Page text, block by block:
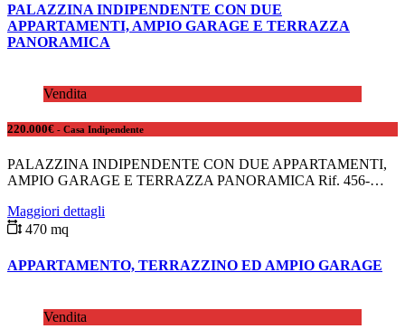
PALAZZINA INDIPENDENTE CON DUE
APPARTAMENTI, AMPIO GARAGE E TERRAZZA
PANORAMICA
Vendita
220.000€ - Casa Indipendente
PALAZZINA INDIPENDENTE CON DUE APPARTAMENTI,
AMPIO GARAGE E TERRAZZA PANORAMICA Rif. 456-…
Maggiori dettagli
470 mq
APPARTAMENTO, TERRAZZINO ED AMPIO GARAGE
Vendita